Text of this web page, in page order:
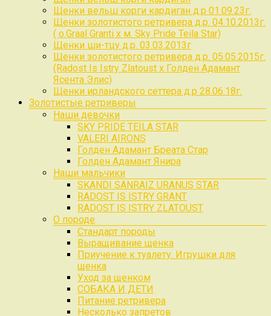
Щенки вельш корги кардиган д.р 01.09.23г.
Щенки золотистого ретривера д.р. 04.10.2013г.
( о.Graal Granti x м. Sky Pride Teila Star)
Щенки ши-тцу д.р. 03.03.2013г
Щенки золотистого ретривера д.р. 05.05.2015г.
(Radost Is Istry Zlatoust x Голден Адамант
Ясента Элис)
Щенки ирландского сеттера д.р 28.06.18г.
Золотистые ретриверы
Наши девочки
SKY PRIDE TEILA STAR
VALERI AIRONS
Голден Адамант Бреата Стар
Голден Адамант Янира
Наши мальчики
SKANDI SANRAIZ URANUS STAR
RADOST IS ISTRY GRANT
RADOST IS ISTRY ZLATOUST
О породе
Стандарт породы
Выращивание щенка
Приучение к туалету. Игрушки для
щенка
Уход за щенком
СОБАКА И ДЕТИ
Питание ретривера
Несколько запретов